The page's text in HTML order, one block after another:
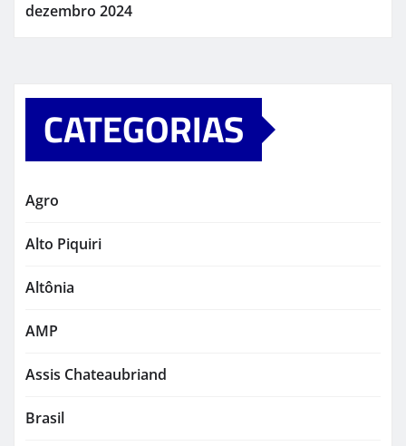
dezembro 2024
CATEGORIAS
Agro
Alto Piquiri
Altônia
AMP
Assis Chateaubriand
Brasil